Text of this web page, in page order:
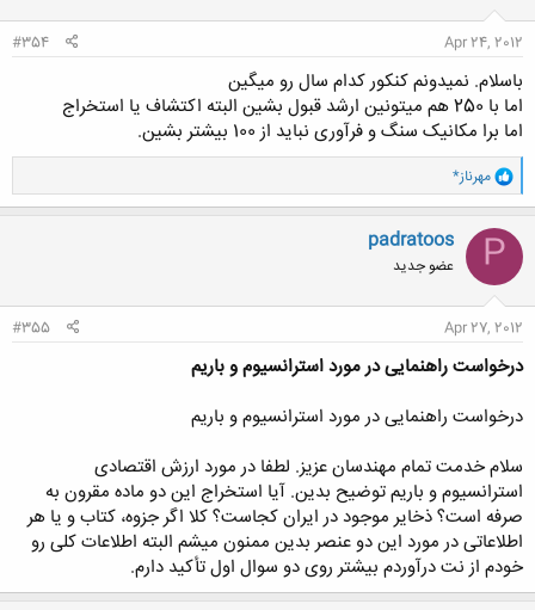
Apr 24, 2012
#354
باسلام. نمیدونم کنکور کدام سال رو میگین
اما با 250 هم میتونین ارشد قبول بشین البته اکتشاف یا استخراج
اما برا مکانیک سنگ و فرآوری نباید از 100 بیشتر بشین.
و
ا
ک
ن
ش
ه
ا
مهرناز*
P
padratoos
عضو جدید
Apr 27, 2012
#355
درخواست راهنمایی در مورد استرانسیوم و باریم
درخواست راهنمایی در مورد استرانسیوم و باریم
سلام خدمت تمام مهندسان عزیز. لطفا در مورد ارزش اقتصادی
استرانسیوم و باریم توضیح بدین. آیا استخراج این دو ماده مقرون به
صرفه است؟ ذخایر موجود در ایران کجاست؟ کلا اگر جزوه، کتاب و یا هر
اطلاعاتی در مورد این دو عنصر بدین ممنون میشم البته اطلاعات کلی رو
خودم از نت درآوردم بیشتر روی دو سوال اول تأکید دارم.